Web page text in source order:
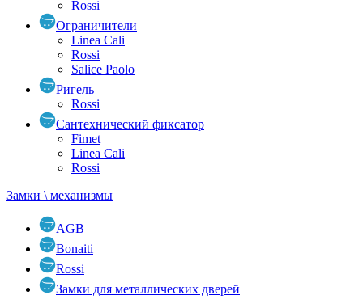
Rossi
Ограничители
Linea Cali
Rossi
Salice Paolo
Ригель
Rossi
Сантехнический фиксатор
Fimet
Linea Cali
Rossi
Замки \ механизмы
AGB
Bonaiti
Rossi
Замки для металлических дверей